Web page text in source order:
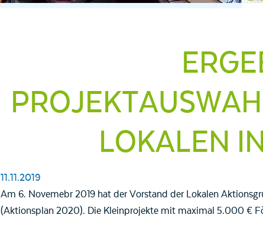
LOKALEN
11.11.2019
Am 6. Novemebr 2019 hat der Vorstand der Lokalen
(Aktionsplan 2020). Die Kleinprojekte mit maximal 5.000 €